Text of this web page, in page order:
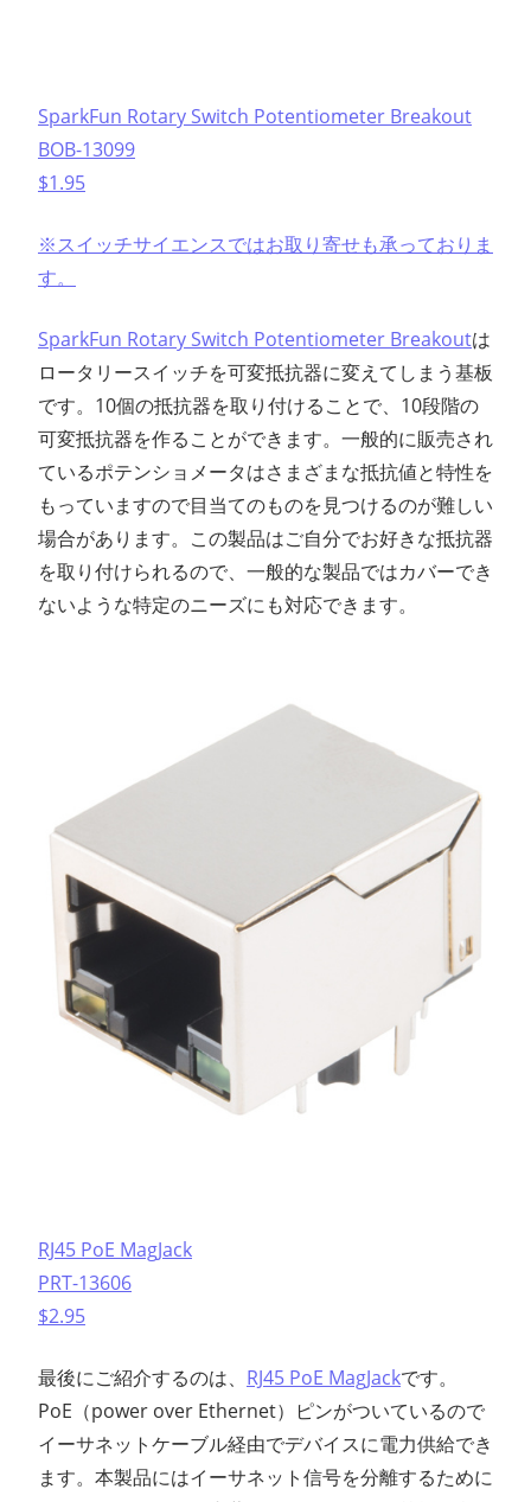
SparkFun Rotary Switch Potentiometer Breakout
BOB-13099
$1.95
※スイッチサイエンスではお取り寄せも承っておりま
す。
SparkFun Rotary Switch Potentiometer Breakoutは
ロータリースイッチを可変抵抗器に変えてしまう基板
です。10個の抵抗器を取り付けることで、10段階の
可変抵抗器を作ることができます。一般的に販売され
ているポテンショメータはさまざまな抵抗値と特性を
もっていますので目当てのものを見つけるのが難しい
場合があります。この製品はご自分でお好きな抵抗器
を取り付けられるので、一般的な製品ではカバーでき
ないような特定のニーズにも対応できます。
RJ45 PoE MagJack
PRT-13606
$2.95
最後にご紹介するのは、 RJ45 PoE MagJackです。
PoE（power over Ethernet）ピンがついているので
イーサネットケーブル経由でデバイスに電力供給でき
ます。本製品にはイーサネット信号を分離するために